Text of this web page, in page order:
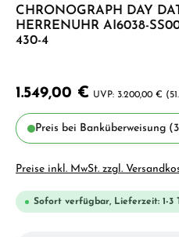
CHRONOGRAPH DAY
HERRENUHR AI6038-
430-4
1.549,00 € 3.200,00 €
Preis bei Banküberweisung
Preise inkl. MwSt. zzgl.
Sofort verfügbar, Lieferzeit: 1-3